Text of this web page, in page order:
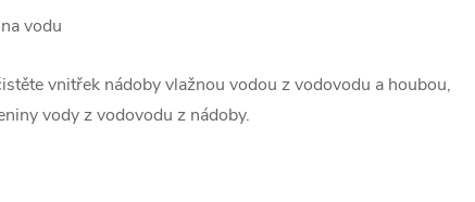
vodu
vnitřek nádoby vlažnou vodou z vodovodu a houbou,
vody z vodovodu z nádoby.